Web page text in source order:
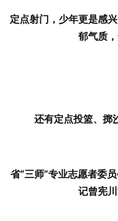
定点射门，少年更是感
郁气质
还有定点投篮、掷
省“三师”专业志愿者委
记曾宪